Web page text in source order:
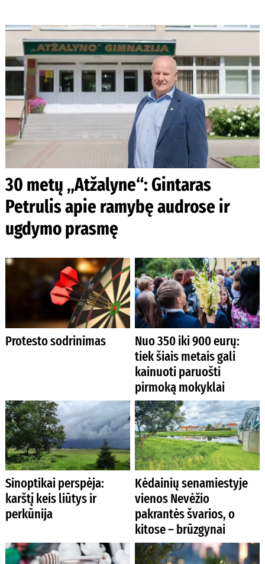
30 metų „Atžalyne“: Gintaras
Petrulis apie ramybę audrose ir
ugdymo prasmę
Protesto sodrinimas
Nuo 350 iki 900 eurų:
tiek šiais metais gali
kainuoti paruošti
pirmoką mokyklai
Sinoptikai perspėja:
karštį keis liūtys ir
perkūnija
Kėdainių senamiestyje
vienos Nevėžio
pakrantės švarios, o
kitose – brūzgynai